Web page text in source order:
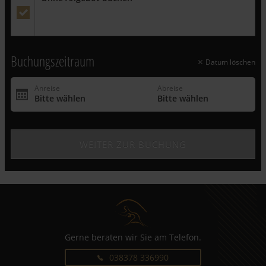
Wichtiger Hinweis:
Neubuchungen und ist exklusive Zusatzleistungen. Es ist nicht
Buchungszeitraum Datum löschen
Gerne beraten wir Sie am Telefon.
038378 336990